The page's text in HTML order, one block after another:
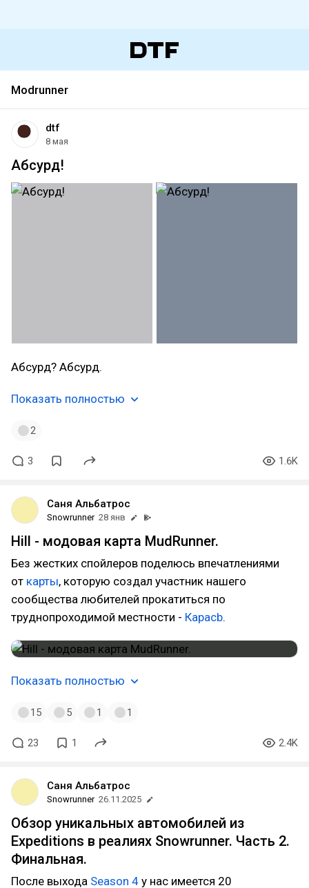
Modrunner
dtf
8 мая
Абсурд!
Абсурд? Абсурд.
Показать полностью
2
3 1.6K
Саня Альбатрос
Snowrunner 28 янв
Hill - модовая карта MudRunner.
Без жестких спойлеров поделюсь впечатлениями
от карты, которую создал участник нашего
сообщества любителей прокатиться по
труднопроходимой местности - Карасb.
Показать полностью
15 5 1 1
23 1 2.4K
Саня Альбатрос
Snowrunner 26.11.2025
Обзор уникальных автомобилей из
Expeditions в реалиях Snowrunner. Часть 2.
Финальная.
После выхода Season 4 у нас имеется 20